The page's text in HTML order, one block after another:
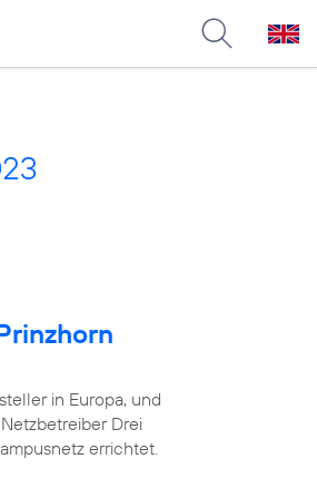
in Europa, und
Drei
errichtet.